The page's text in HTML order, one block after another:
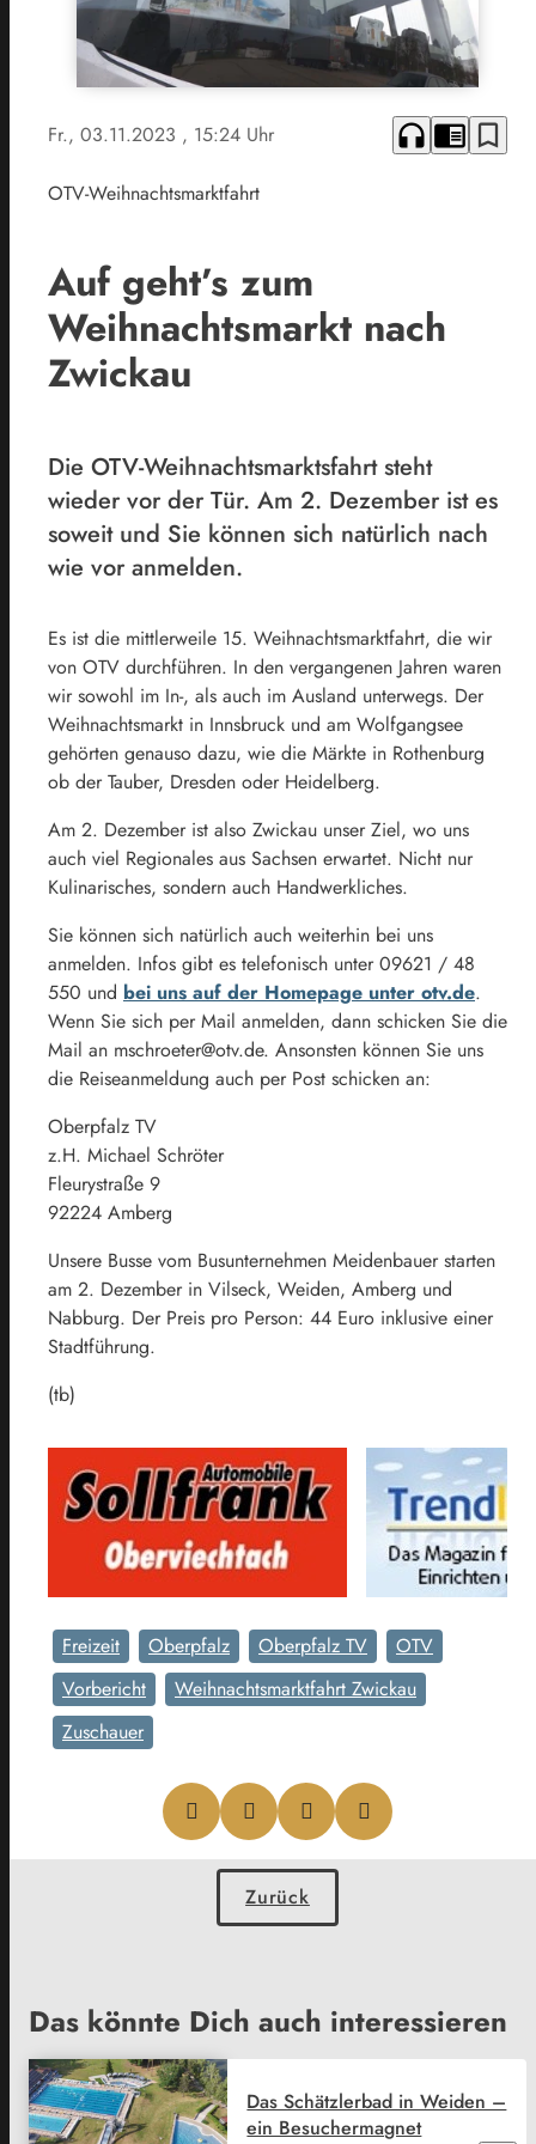
Fr., 03.11.2023 , 15:24 Uhr headphones chrome_reader_mode bookmark_border
OTV-Weihnachtsmarktfahrt
Auf geht’s zum
Weihnachtsmarkt nach
Zwickau
Die OTV-Weihnachtsmarktsfahrt steht
wieder vor der Tür. Am 2. Dezember ist es
soweit und Sie können sich natürlich nach
wie vor anmelden.
Es ist die mittlerweile 15. Weihnachtsmarktfahrt, die wir
von OTV durchführen. In den vergangenen Jahren waren
wir sowohl im In-, als auch im Ausland unterwegs. Der
Weihnachtsmarkt in Innsbruck und am Wolfgangsee
gehörten genauso dazu, wie die Märkte in Rothenburg
ob der Tauber, Dresden oder Heidelberg.
Am 2. Dezember ist also Zwickau unser Ziel, wo uns
auch viel Regionales aus Sachsen erwartet. Nicht nur
Kulinarisches, sondern auch Handwerkliches.
Sie können sich natürlich auch weiterhin bei uns
anmelden. Infos gibt es telefonisch unter 09621 / 48
550 und bei uns auf der Homepage unter otv.de.
Wenn Sie sich per Mail anmelden, dann schicken Sie die
Mail an mschroeter@otv.de. Ansonsten können Sie uns
die Reiseanmeldung auch per Post schicken an:
Oberpfalz TV
z.H. Michael Schröter
Fleurystraße 9
92224 Amberg
Unsere Busse vom Busunternehmen Meidenbauer starten
am 2. Dezember in Vilseck, Weiden, Amberg und
Nabburg. Der Preis pro Person: 44 Euro inklusive einer
Stadtführung.
(tb)
Freizeit Oberpfalz Oberpfalz TV
OTV
Vorbericht
Weihnachtsmarktfahrt Zwickau
Zuschauer
Zurück
Das könnte Dich auch interessieren
Das Schätzlerbad in Weiden –
ein Besuchermagnet